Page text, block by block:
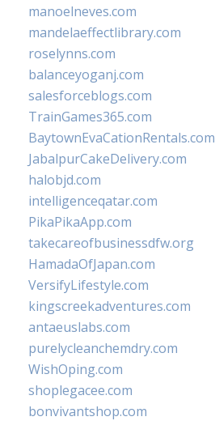
manoelneves.com
mandelaeffectlibrary.com
roselynns.com
balanceyoganj.com
salesforceblogs.com
TrainGames365.com
BaytownEvaCationRentals.com
JabalpurCakeDelivery.com
halobjd.com
intelligenceqatar.com
PikaPikaApp.com
takecareofbusinessdfw.org
HamadaOfJapan.com
VersifyLifestyle.com
kingscreekadventures.com
antaeuslabs.com
purelycleanchemdry.com
WishOping.com
shoplegacee.com
bonvivantshop.com